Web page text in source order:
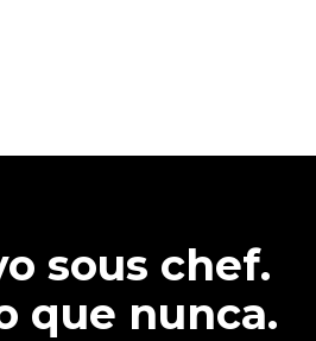
sous chef.
que nunca.